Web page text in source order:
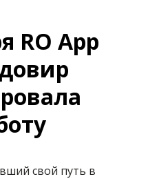
RO App
свой путь в